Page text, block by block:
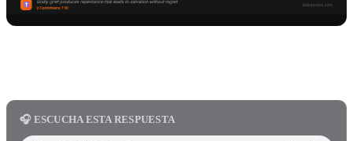
🎧 ESCUCHA ESTA RESPUESTA